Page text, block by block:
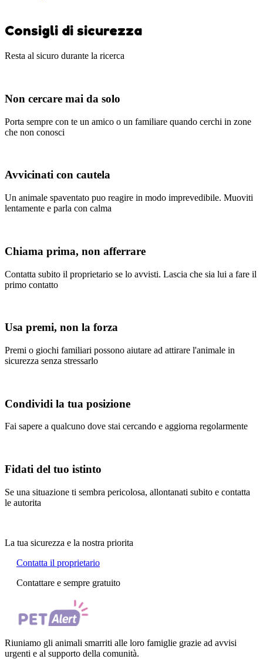
Consigli di sicurezza
Resta al sicuro durante la ricerca
Non cercare mai da solo
Porta sempre con te un amico o un familiare quando cerchi in zone
che non conosci
Avvicinati con cautela
Un animale spaventato puo reagire in modo imprevedibile. Muoviti
lentamente e parla con calma
Chiama prima, non afferrare
Contatta subito il proprietario se lo avvisti. Lascia che sia lui a fare il
primo contatto
Usa premi, non la forza
Premi o giochi familiari possono aiutare ad attirare l'animale in
sicurezza senza stressarlo
Condividi la tua posizione
Fai sapere a qualcuno dove stai cercando e aggiorna regolarmente
Fidati del tuo istinto
Se una situazione ti sembra pericolosa, allontanati subito e contatta
le autorita
La tua sicurezza e la nostra priorita
Contatta il proprietario
Contattare e sempre gratuito
Riuniamo gli animali smarriti alle loro famiglie grazie ad avvisi
urgenti e al supporto della comunità.